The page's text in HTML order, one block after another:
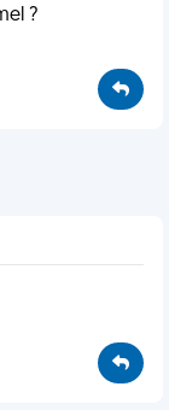
?